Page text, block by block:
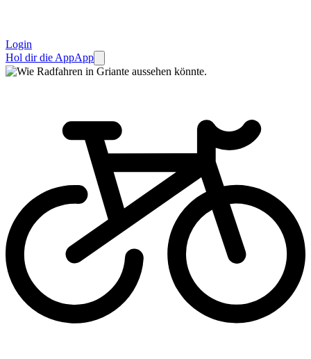
Login
Hol dir die AppApp